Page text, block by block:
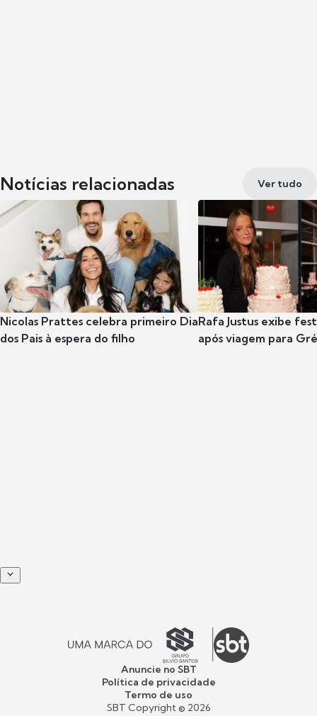
Notícias relacionadas Ver tudo
Nicolas Prattes celebra primeiro Dia
dos Pais à espera do filho
Rafa Justus exibe
após viagem para
Anuncie no SBT
Política de privacidade
Termo de uso
SBT Copyright © 2026